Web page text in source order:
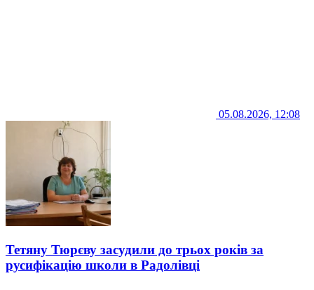
05.08.2026, 12:08
Тетяну Тюрєву засудили до трьох років за
русифікацію школи в Радолівці